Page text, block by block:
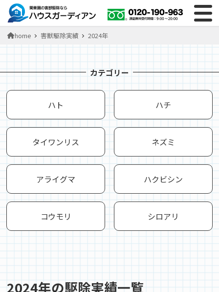
home 害獣駆除実績 2024年
カテゴリー
ハト ハチ
タイワンリス ネズミ
アライグマ ハクビシン
コウモリ シロアリ
2024年の駆除実績一覧